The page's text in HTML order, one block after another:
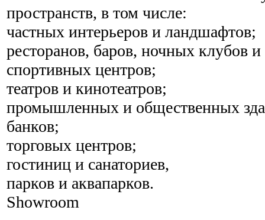
пространств, в том числе:
частных интерьеров и ландшафтов;
ресторанов, баров, ночных клубов и
спортивных центров;
театров и кинотеатров;
промышленных и общественных
банков;
торговых центров;
гостиниц и санаториев,
парков и аквапарков.
Showroom